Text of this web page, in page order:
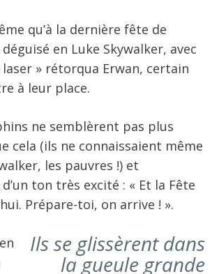
qu’à la dernière fête de
déguisé en Luke Skywalker, avec
» rétorqua Erwan, certain
à leur place.
ne semblèrent pas plus
cela (ils ne connaissaient même
les pauvres !) et
ton très excité : « Et la Fête
Prépare-toi, on arrive ! ».
Ils se glissèrent dans
la gueule grande